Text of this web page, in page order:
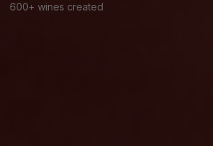
600+ wines created